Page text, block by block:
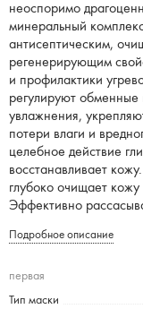
неоспоримо
минеральный
антисептическим,
регенерирующим
и профилактики
регулируют обменные
увлажнения,
потери влаги и
целебное действие
восстанавливает
глубоко очищает
Эффективно
Подробное описание
первая
Тип маски